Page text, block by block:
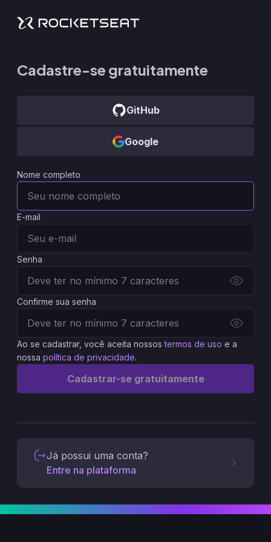
Cadastre-se gratuitamente
GitHub
Google
Nome completo
E-mail
Senha
Confirme sua senha
Ao se cadastrar, você aceita nossos termos de uso e a
nossa política de privacidade.
Cadastrar-se gratuitamente
Já possui uma conta?
Entre na plataforma